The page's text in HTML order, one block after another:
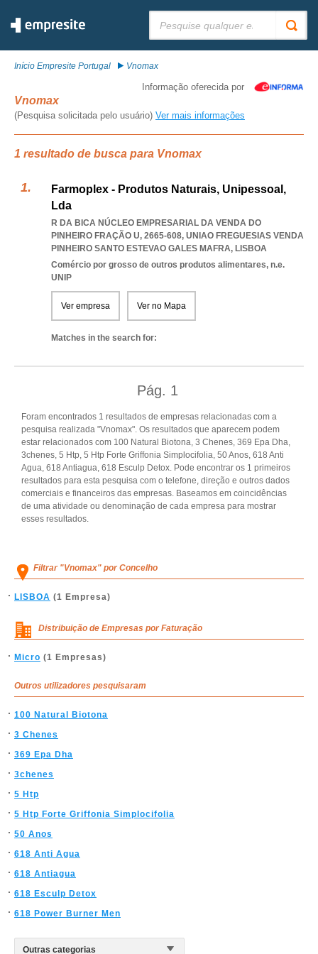
Início Empresite Portugal Vnomax
Informação oferecida por
Vnomax
(Pesquisa solicitada pelo usuário) Ver mais informações
1 resultado de busca para Vnomax
Farmoplex - Produtos Naturais, Unipessoal,
Lda
R DA BICA NÚCLEO EMPRESARIAL DA VENDA DO
PINHEIRO FRAÇÃO U, 2665-608, UNIAO FREGUESIAS VENDA
PINHEIRO SANTO ESTEVAO GALES MAFRA, LISBOA
Comércio por grosso de outros produtos alimentares, n.e.
UNIP
Ver empresa Ver no Mapa
Matches in the search for:
Pág. 1
Foram encontrados 1 resultados de empresas relacionadas com a
pesquisa realizada "Vnomax". Os resultados que aparecem podem
estar relacionados com 100 Natural Biotona, 3 Chenes, 369 Epa Dha,
3chenes, 5 Htp, 5 Htp Forte Griffonia Simplocifolia, 50 Anos, 618 Anti
Agua, 618 Antiagua, 618 Esculp Detox. Pode encontrar os 1 primeiros
resultados para esta pesquisa com o telefone, direção e outros dados
comerciais e financeiros das empresas. Baseamos em coincidências
de uma atividade ou denominação de cada empresa para mostrar
esses resultados.
Filtrar "Vnomax" por Concelho
LISBOA (1 Empresa)
Distribuição de Empresas por Faturação
Micro (1 Empresas)
Outros utilizadores pesquisaram
100 Natural Biotona
3 Chenes
369 Epa Dha
3chenes
5 Htp
5 Htp Forte Griffonia Simplocifolia
50 Anos
618 Anti Agua
618 Antiagua
618 Esculp Detox
618 Power Burner Men